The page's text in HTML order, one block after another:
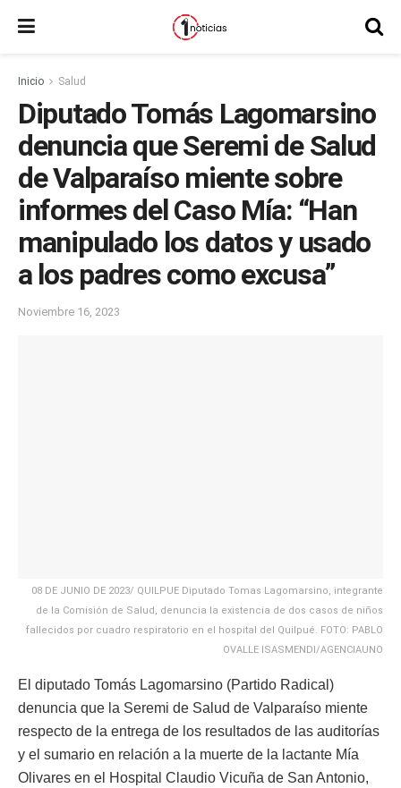
Inicio Salud
Diputado Tomás Lagomarsino
denuncia que Seremi de Salud
de Valparaíso miente sobre
informes del Caso Mía: “Han
manipulado los datos y usado
a los padres como excusa”
Noviembre 16, 2023
08 DE JUNIO DE 2023/ QUILPUE Diputado Tomas Lagomarsino, integrante
de la Comisión de Salud, denuncia la existencia de dos casos de niños
fallecidos por cuadro respiratorio en el hospital del Quilpué. FOTO: PABLO
OVALLE ISASMENDI/AGENCIAUNO
El diputado Tomás Lagomarsino (Partido Radical)
denuncia que la Seremi de Salud de Valparaíso miente
respecto de la entrega de los resultados de las auditorías
y el sumario en relación a la muerte de la lactante Mía
Olivares en el Hospital Claudio Vicuña de San Antonio,